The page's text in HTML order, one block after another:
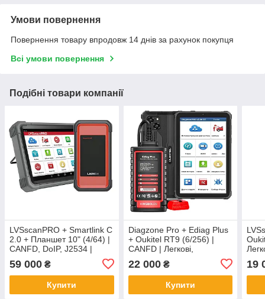
Умови повернення
Повернення товару впродовж 14 днів за рахунок покупця
Всі умови повернення
Подібні товари компанії
LVSscanPRO + Smartlink C
2.0 + Планшет 10" (4/64) |
CANFD, DoIP, J2534 |
Легкові, Вантажівки | Top
Edition
59 000 ₴
Купити
Diagzone Pro + Ediag Plus
+ Oukitel RT9 (6/256) |
CANFD | Легкові,
Захист IP68
22 000₴
Купити
19